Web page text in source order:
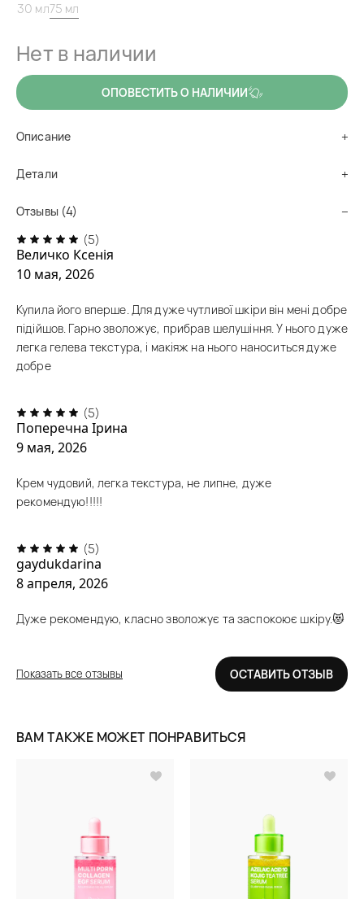
30 мл75 мл
Нет в наличии
ОПОВЕСТИТЬ О НАЛИЧИИ
Описание
Детали
Отзывы (4)
(5)
Величко Ксенія
10 мая, 2026
Купила його вперше. Для дуже чутливої шкіри він мені добре
підійшов. Гарно зволожує, прибрав шелушіння. У нього дуже
легка гелева текстура, і макіяж на нього наноситься дуже
добре
(5)
Поперечна Ірина
9 мая, 2026
Крем чудовий, легка текстура, не липне, дуже
рекомендую!!!!!
(5)
gaydukdarina
8 апреля, 2026
Дуже рекомендую, класно зволожує та заспокоює шкіру.😻
Показать все отзывы ОСТАВИТЬ ОТЗЫВ
ВАМ ТАКЖЕ МОЖЕТ ПОНРАВИТЬСЯ